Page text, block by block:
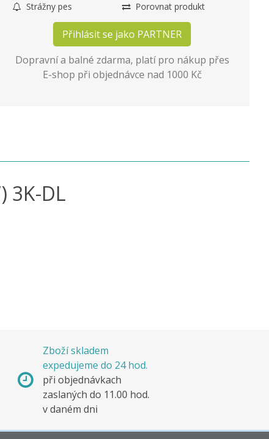
Strážny pes Porovnat produkt
Přihlásit se jako PARTNER
Dopravní a balné zdarma, platí pro nákup přes
E-shop při objednávce nad 1000 Kč
3K-DL
Zboží skladem
expedujeme do 24 hod.
při objednávkach
zaslaných do 11.00 hod.
v daném dni